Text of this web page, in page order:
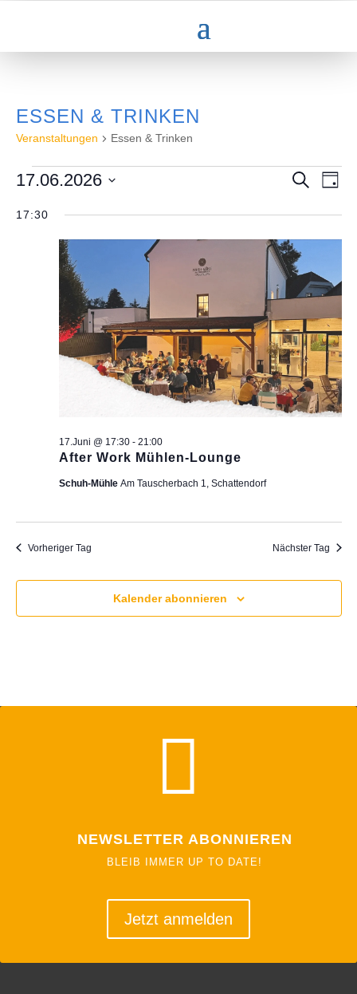
ESSEN & TRINKEN
Veranstaltungen Essen & Trinken
VERANSTALTUNGEN
FÜR
17.JUNI
2026
SUCHE
Suche
Tag
17.06.2026
wählen.
17:30
After Work Mühlen-Lounge
17.Juni @ 17:30- 21:00
Schuh-Mühle Am Tauscherbach 1, Schattendorf
Vorheriger Tag Nächster Tag
Kalender abonnieren

NEWSLETTER ABONNIEREN
BLEIB IMMER UP TO DATE!
Jetzt anmelden